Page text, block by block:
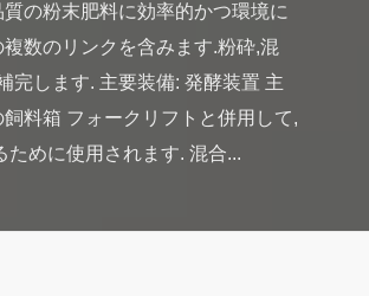
の粉末肥料に効率的かつ環境に
数のリンクを含みます.粉砕,混
完します. 主要装備: 発酵装置 主
料箱 フォークリフトと併用して,